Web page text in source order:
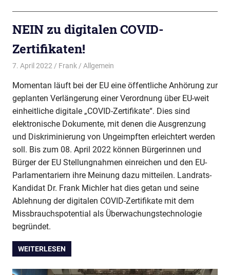
NEIN zu digitalen COVID-
Zertifikaten!
7. April 2022 Frank Allgemein
Momentan läuft bei der EU eine öffentliche Anhörung zur
geplanten Verlängerung einer Verordnung über EU-weit
einheitliche digitale „COVID-Zertifikate“. Dies sind
elektronische Dokumente, mit denen die Ausgrenzung
und Diskriminierung von Ungeimpften erleichtert werden
soll. Bis zum 08. April 2022 können Bürgerinnen und
Bürger der EU Stellungnahmen einreichen und den EU-
Parlamentariern ihre Meinung dazu mitteilen. Landrats-
Kandidat Dr. Frank Michler hat dies getan und seine
Ablehnung der digitalen COVID-Zertifikate mit dem
Missbrauchspotential als Überwachungstechnologie
begründet.
WEITERLESEN